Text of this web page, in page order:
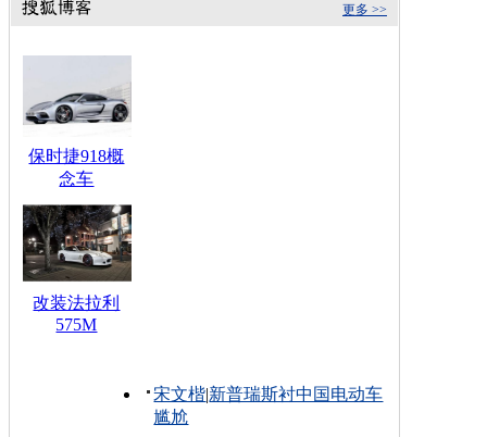
更多 >>
保时捷918概
念车
改装法拉利
575M
宋文楷|新普瑞斯衬中国电动车
尴尬